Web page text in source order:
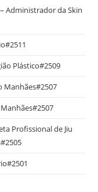
Administrador da Skin
Plástico#2509
Manhães#2507
Profissional de Jiu